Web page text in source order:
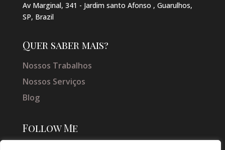
Av Marginal, 341 - Jardim santo Afonso , Guarulhos,
SP, Brazil
Quer saber mais?
Nossos Trabalhos
Nossos Serviços
Blog
Follow Me